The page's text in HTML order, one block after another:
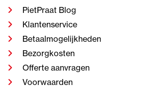
PietPraat Blog
Klantenservice
Betaalmogelijkheden
Bezorgkosten
Offerte aanvragen
Voorwaarden